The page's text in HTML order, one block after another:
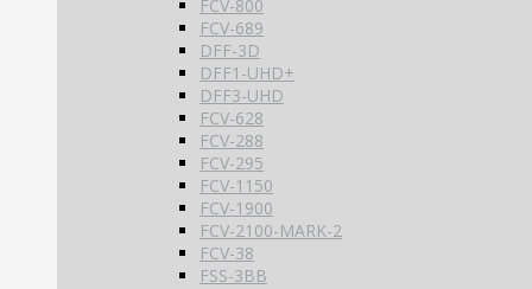
FCV-800
FCV-689
DFF-3D
DFF1-UHD+
DFF3-UHD
FCV-628
FCV-288
FCV-295
FCV-1150
FCV-1900
FCV-2100-MARK-2
FCV-38
FSS-3BB